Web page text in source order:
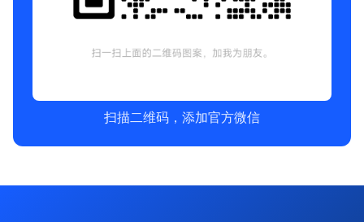
扫描二维码，添加官方微信